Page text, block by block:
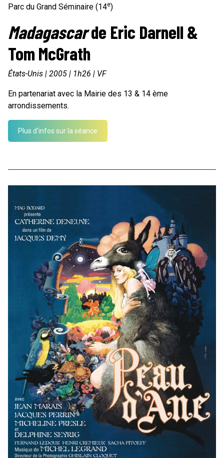
Parc du Grand Séminaire (14e)
Madagascarde Eric Darnell &
Tom McGrath
États-Unis | 2005 | 1h26 | VF
En partenariat avec la Mairie des 13 & 14 ème
arrondissements.
Plus d'infos sur la séance